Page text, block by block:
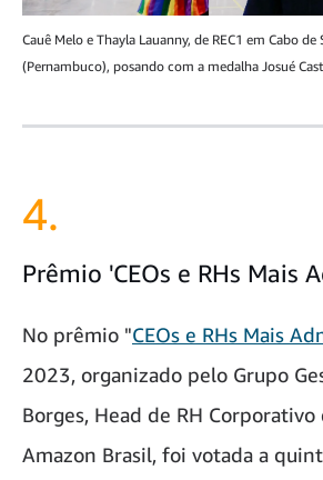
Cauê Melo e Thayla Lauanny, de REC1 em Cabo
(Pernambuco), posando com a medalha Josué
4.
Prêmio 'CEOs e RHs Mais
No prêmio "CEOs e RHs Mais
2023, organizado pelo Grupo
Borges, Head de RH
Amazon Brasil, foi votada a